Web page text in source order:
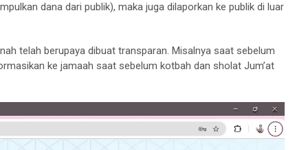
dana dari publik), maka juga dilaporkan ke publik di luar
telah berupaya dibuat transparan. Misalnya saat sebelum
ke jamaah saat sebelum kotbah dan sholat Jum’at